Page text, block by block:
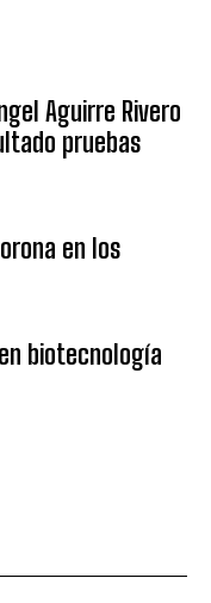
Aguirre Rivero
pruebas
en los
biotecnología